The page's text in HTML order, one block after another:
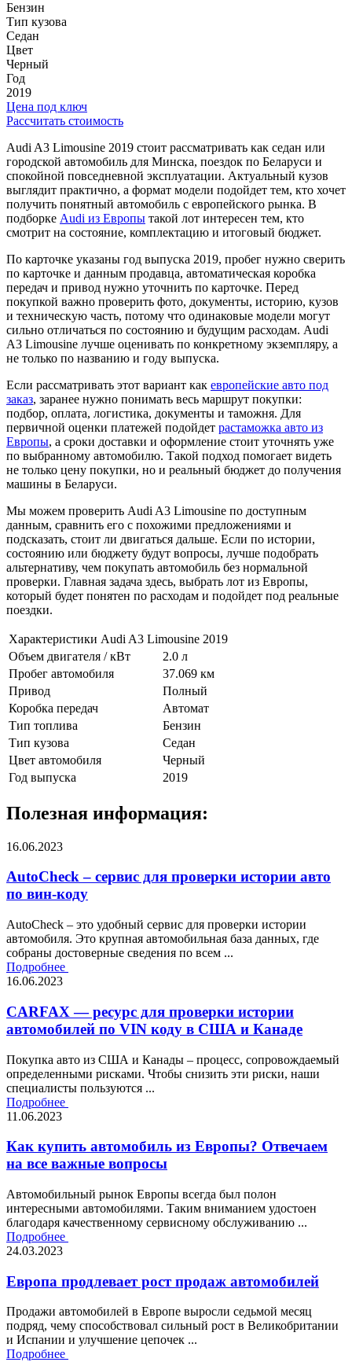
Бензин
Тип кузова
Седан
Цвет
Черный
Год
2019
Цена под ключ
Рассчитать стоимость
Audi A3 Limousine 2019 стоит рассматривать как седан или
городской автомобиль для Минска, поездок по Беларуси и
спокойной повседневной эксплуатации. Актуальный кузов
выглядит практично, а формат модели подойдет тем, кто хочет
получить понятный автомобиль с европейского рынка. В
подборке Audi из Европы такой лот интересен тем, кто
смотрит на состояние, комплектацию и итоговый бюджет.
По карточке указаны год выпуска 2019, пробег нужно сверить
по карточке и данным продавца, автоматическая коробка
передач и привод нужно уточнить по карточке. Перед
покупкой важно проверить фото, документы, историю, кузов
и техническую часть, потому что одинаковые модели могут
сильно отличаться по состоянию и будущим расходам. Audi
A3 Limousine лучше оценивать по конкретному экземпляру, а
не только по названию и году выпуска.
Если рассматривать этот вариант как европейские авто под
заказ, заранее нужно понимать весь маршрут покупки:
подбор, оплата, логистика, документы и таможня. Для
первичной оценки платежей подойдет растаможка авто из
Европы, а сроки доставки и оформление стоит уточнять уже
по выбранному автомобилю. Такой подход помогает видеть
не только цену покупки, но и реальный бюджет до получения
машины в Беларуси.
Мы можем проверить Audi A3 Limousine по доступным
данным, сравнить его с похожими предложениями и
подсказать, стоит ли двигаться дальше. Если по истории,
состоянию или бюджету будут вопросы, лучше подобрать
альтернативу, чем покупать автомобиль без нормальной
проверки. Главная задача здесь, выбрать лот из Европы,
который будет понятен по расходам и подойдет под реальные
поездки.
Характеристики Audi A3 Limousine 2019
Объем двигателя / кВт
2.0 л
Пробег автомобиля
37.069 км
Привод
Полный
Коробка передач
Автомат
Тип топлива
Бензин
Тип кузова
Седан
Цвет автомобиля
Черный
Год выпуска
2019
Полезная информация:
16.06.2023
AutoCheck – сервис для проверки истории авто
по вин-коду
AutoCheck – это удобный сервис для проверки истории
автомобиля. Это крупная автомобильная база данных, где
собраны достоверные сведения по всем ...
Подробнее
16.06.2023
CARFAX — ресурс для проверки истории
автомобилей по VIN коду в США и Канаде
Покупка авто из США и Канады – процесс, сопровождаемый
определенными рисками. Чтобы снизить эти риски, наши
специалисты пользуются ...
Подробнее
11.06.2023
Как купить автомобиль из Европы? Отвечаем
на все важные вопросы
Автомобильный рынок Европы всегда был полон
интересными автомобилями. Таким вниманием удостоен
благодаря качественному сервисному обслуживанию ...
Подробнее
24.03.2023
Европа продлевает рост продаж автомобилей
Продажи автомобилей в Европе выросли седьмой месяц
подряд, чему способствовал сильный рост в Великобритании
и Испании и улучшение цепочек ...
Подробнее